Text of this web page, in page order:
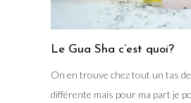
Le Gua Sha c’est quoi?
On en trouve chez tout un tas
différente mais pour ma part je